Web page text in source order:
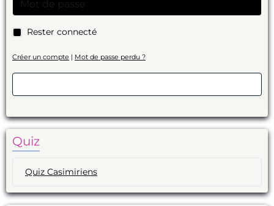
Rester connecté
Créer un compte | Mot de passe perdu ?
Quiz
Quiz Casimiriens